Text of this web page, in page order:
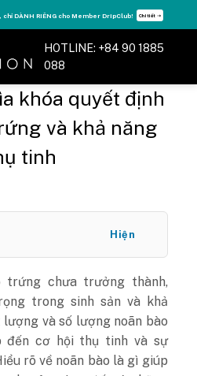
- sống đỉnh cao với thẻ Vitamin Drip Membership.
HOTLINE: +84 90 1885
088
khóa quyết định
và khả năng
tinh
Hiện
trứng chưa trưởng thành,
trong sinh sản và khả
và số lượng noãn bào
đến cơ hội thụ tinh và sự
rõ về noãn bào là gì giúp